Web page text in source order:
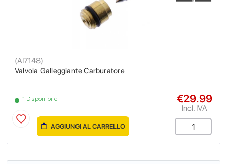
Valvola Galleggiante Carburatore
(AI7148)
1 Disponibile €29.99
Incl. IVA
AGGIUNGI AL CARRELLO